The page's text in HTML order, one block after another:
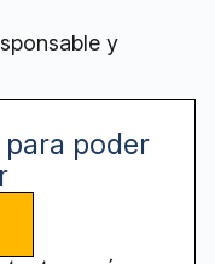
y
para poder